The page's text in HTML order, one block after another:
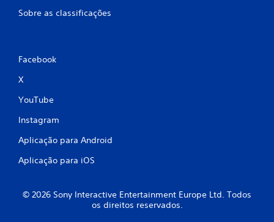
Sobre as classificações
Facebook
X
YouTube
Instagram
Aplicação para Android
Aplicação para iOS
© 2026 Sony Interactive Entertainment Europe Ltd. Todos
os direitos reservados.